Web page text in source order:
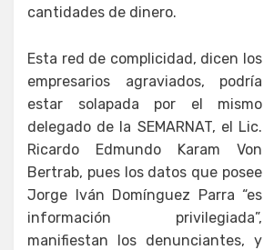
cantidades de dinero.
Esta red de complicidad, dicen los
empresarios agraviados, podría
estar solapada por el mismo
delegado de la SEMARNAT, el Lic.
Ricardo Edmundo Karam Von
Bertrab, pues los datos que posee
Jorge Iván Domínguez Parra “es
información privilegiada”,
manifiestan los denunciantes, y